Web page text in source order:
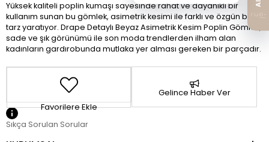
Yüksek kaliteli poplin kumaşı sayesinde rahat ve dayanıklı bir
kullanım sunan bu gömlek, asimetrik kesimi ile farklı ve özgün bir
tarz yaratıyor. Drape Detaylı Beyaz Asimetrik Kesim Poplin Gömlek,
sade ve şık görünümü ile son moda trendlerden ilham alan
kadınların gardırobunda mutlaka yer alması gereken bir parçadır.
Favorilere Ekle
Gelince Haber Ver
Sıkça Sorulan Sorular